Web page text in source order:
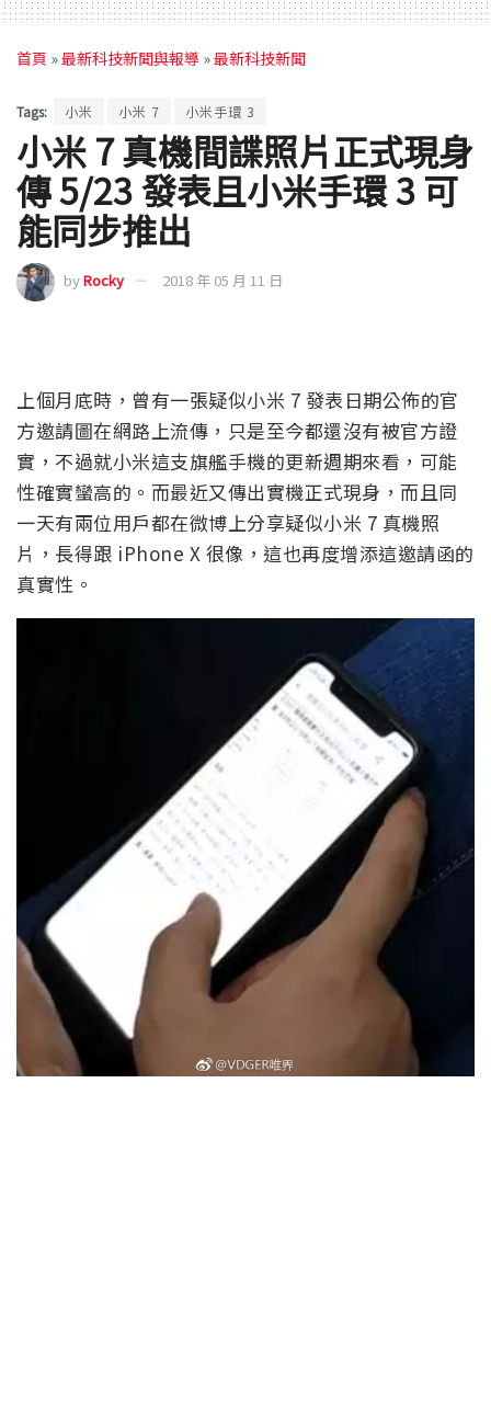
首頁 »最新科技新聞與報導 »最新科技新聞
Tags: 小米 小米 7 小米手環 3
小米 7 真機間諜照片正式現身
傳 5/23 發表且小米手環 3 可
能同步推出
byRocky 2018 年 05 月 11 日
上個月底時，曾有一張疑似小米 7 發表日期公佈的官
方邀請圖在網路上流傳，只是至今都還沒有被官方證
實，不過就小米這支旗艦手機的更新週期來看，可能
性確實蠻高的。而最近又傳出實機正式現身，而且同
一天有兩位用戶都在微博上分享疑似小米 7 真機照
片，長得跟 iPhone X 很像，這也再度增添這邀請函的
真實性。